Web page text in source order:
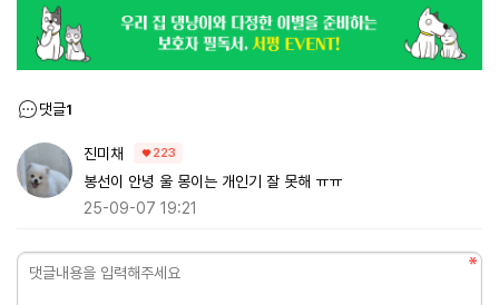
댓글1
진미채 223
봉선이 안녕 울 몽이는 개인기 잘 못해 ㅠㅠ
25-09-07 19:21